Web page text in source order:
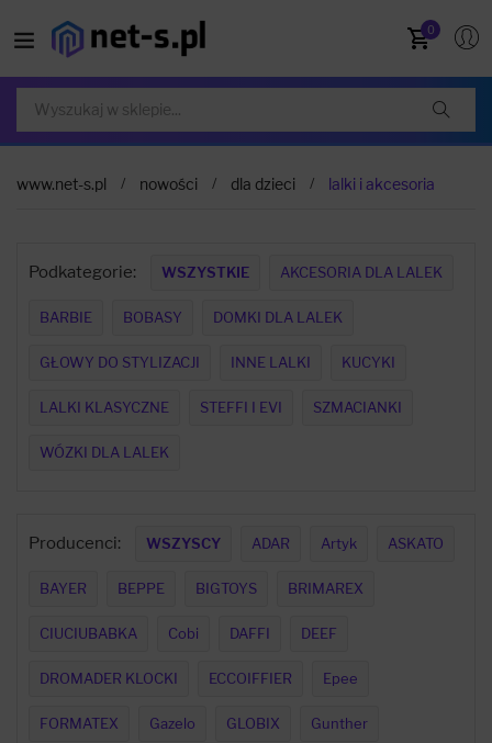
0
www.net-s.pl nowości dla dzieci lalki i akcesoria
Podkategorie: WSZYSTKIE AKCESORIA DLA LALEK
BARBIE BOBASY DOMKI DLA LALEK
GŁOWY DO STYLIZACJI INNE LALKI KUCYKI
LALKI KLASYCZNE STEFFI I EVI SZMACIANKI
WÓZKI DLA LALEK
Producenci: WSZYSCY ADAR Artyk ASKATO
BAYER BEPPE BIGTOYS BRIMAREX
CIUCIUBABKA Cobi DAFFI DEEF
DROMADER KLOCKI ECCOIFFIER Epee
FORMATEX Gazelo GLOBIX Gunther